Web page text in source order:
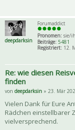
deepdarksin
Forumaddict
Pronomen: sie/
Beiträge: 5481
Registriert: 12.
Re: wie diesen
finden
von deepdarksin » 23. Mär
Vielen Dank für Eure
Rädchen einstellbarer
vielversprechend.